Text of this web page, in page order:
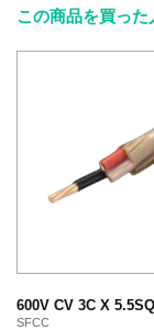
この商品を買っ
600V CV 3C X 5.5SQ
SFCC